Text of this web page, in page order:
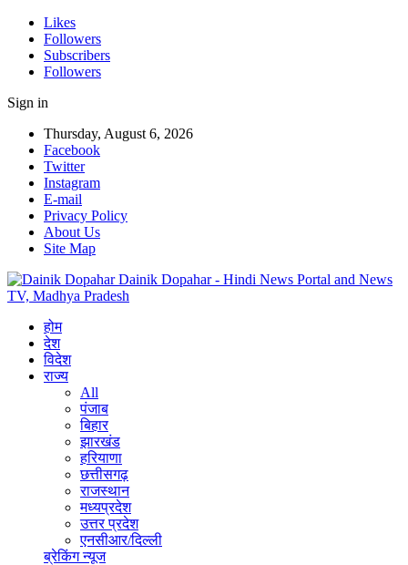
Likes
Followers
Subscribers
Followers
Sign in
Thursday, August 6, 2026
Facebook
Twitter
Instagram
E-mail
Privacy Policy
About Us
Site Map
Dainik Dopahar - Hindi News Portal and News
TV, Madhya Pradesh
होम
देश
विदेश
राज्य
All
पंजाब
बिहार
झारखंड
हरियाणा
छत्तीसगढ़
राजस्थान
मध्यप्रदेश
उत्तर प्रदेश
एनसीआर/दिल्ली
ब्रेकिंग न्यूज